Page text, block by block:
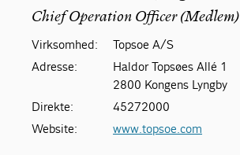
Chief Operation Officer (Medlem)
Virksomhed:
Topsoe A/S
Adresse:
Haldor Topsøes Allé 1
2800 Kongens Lyngby
Direkte:
45272000
Website:
www.topsoe.com